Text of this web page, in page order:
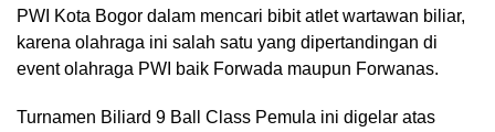
PWI Kota Bogor dalam mencari bibit atlet wartawan biliar,
karena olahraga ini salah satu yang dipertandingan di
event olahraga PWI baik Forwada maupun Forwanas.
Turnamen Biliard 9 Ball Class Pemula ini digelar atas